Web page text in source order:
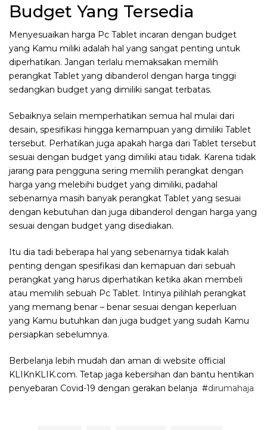
Budget Yang Tersedia
Menyesuaikan harga Pc Tablet incaran dengan budget
yang Kamu miliki adalah hal yang sangat penting untuk
diperhatikan. Jangan terlalu memaksakan memilih
perangkat Tablet yang dibanderol dengan harga tinggi
sedangkan budget yang dimiliki sangat terbatas.
Sebaiknya selain memperhatikan semua hal mulai dari
desain, spesifikasi hingga kemampuan yang dimiliki Tablet
tersebut. Perhatikan juga apakah harga dari Tablet tersebut
sesuai dengan budget yang dimiliki atau tidak. Karena tidak
jarang para pengguna sering memilih perangkat dengan
harga yang melebihi budget yang dimiliki, padahal
sebenarnya masih banyak perangkat Tablet yang sesuai
dengan kebutuhan dan juga dibanderol dengan harga yang
sesuai dengan budget yang disediakan.
Itu dia tadi beberapa hal yang sebenarnya tidak kalah
penting dengan spesifikasi dan kemapuan dari sebuah
perangkat yang harus diperhatikan ketika akan membeli
atau memilih sebuah Pc Tablet. Intinya pilihlah perangkat
yang memang benar – benar sesuai dengan keperluan
yang Kamu butuhkan dan juga budget yang sudah Kamu
persiapkan sebelumnya.
Berbelanja lebih mudah dan aman di website official
KLIKnKLIK.com. Tetap jaga kebersihan dan bantu hentikan
penyebaran Covid-19 dengan gerakan belanja #dirumahaja